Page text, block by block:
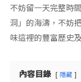
不妨留一天完整時
洞」的海濤，不妨
味這裡的豐富歷史
內容目錄 隱藏